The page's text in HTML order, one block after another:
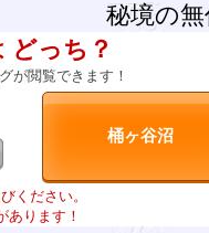
秘境の
どっち？
が閲覧できます！
ください。
あります！